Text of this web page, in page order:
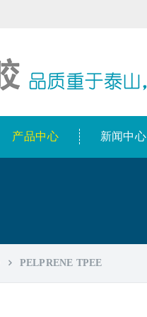
产品中心 新闻中心
PELPRENE TPEE